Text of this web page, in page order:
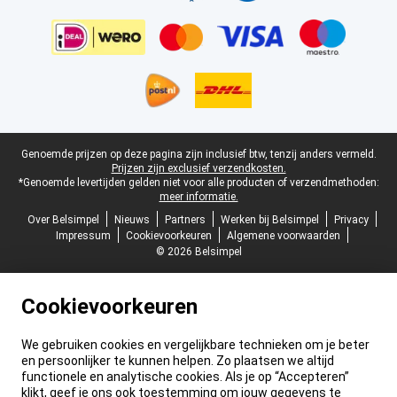
Juridische voettekst
Genoemde prijzen op deze pagina zijn inclusief btw, tenzij anders vermeld.
Prijzen zijn exclusief verzendkosten.
*Genoemde levertijden gelden niet voor alle producten of verzendmethoden:
meer informatie.
Over Belsimpel
Nieuws Partners Werken bij Belsimpel
Privacy
Impressum
Cookievoorkeuren
Algemene voorwaarden
© 2026 Belsimpel
Cookievoorkeuren
We gebruiken cookies en vergelijkbare technieken om je beter
en persoonlijker te kunnen helpen. Zo plaatsen we altijd
functionele en analytische cookies. Als je op “Accepteren”
klikt, geef je ons ook toestemming om jouw gegevens te